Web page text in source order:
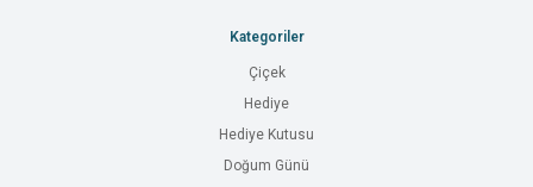
Kategoriler
Çiçek
Hediye
Hediye Kutusu
Doğum Günü